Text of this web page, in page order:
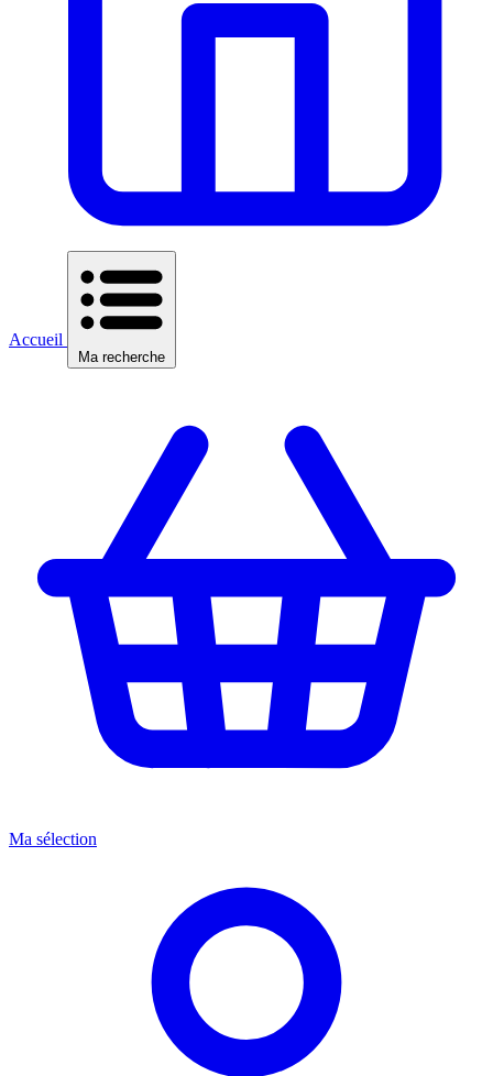
Accueil
Ma recherche
Ma sélection